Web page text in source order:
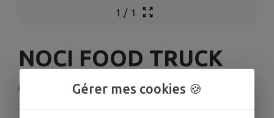
1 / 1
NOCI FOOD TRUCK
Maron Gérer mes cookies 🍪